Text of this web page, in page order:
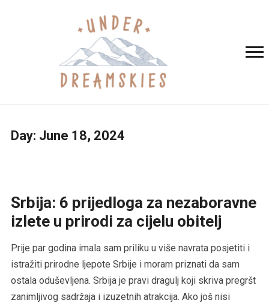
Day: June 18, 2024
Srbija: 6 prijedloga za nezaboravne
izlete u prirodi za cijelu obitelj
Prije par godina imala sam priliku u više navrata posjetiti i
istražiti prirodne ljepote Srbije i moram priznati da sam
ostala oduševljena. Srbija je pravi dragulj koji skriva pregršt
zanimljivog sadržaja i izuzetnih atrakcija. Ako još nisi